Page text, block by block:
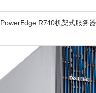
R740机架式服务器